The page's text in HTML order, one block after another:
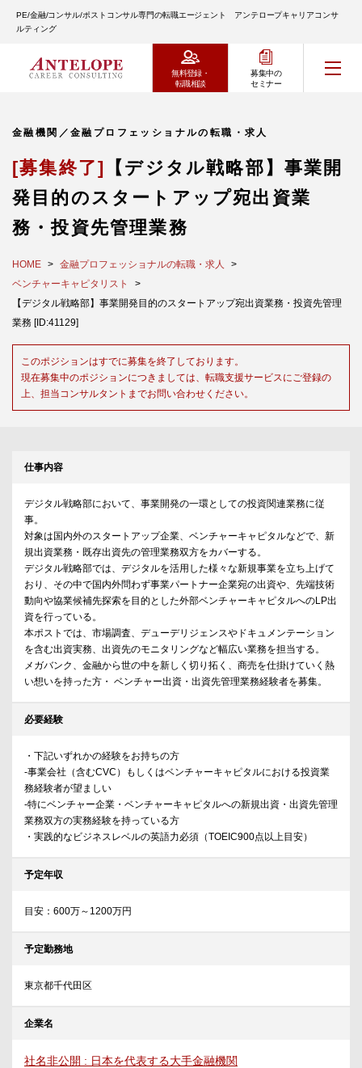
PE/金融/コンサル/ポストコンサル専門の転職エージェント アンテロープキャリアコンサ
ルティング
無料登録・
転職相談
募集中の
セミナー
金融機関／金融プロフェッショナルの転職・求人
[募集終了]
【デジタル戦略部】事業開
発目的のスタートアップ宛出資業
務・投資先管理業務
HOME
金融プロフェッショナルの転職・求人
ベンチャーキャピタリスト
【デジタル戦略部】事業開発目的のスタートアップ宛出資業務・投資先管理
業務 [ID:41129]
このポジションはすでに募集を終了しております。
現在募集中のポジションにつきましては、転職支援サービスにご登録の
上、担当コンサルタントまでお問い合わせください。
仕事内容
デジタル戦略部において、事業開発の一環としての投資関連業務に従
事。
対象は国内外のスタートアップ企業、ベンチャーキャピタルなどで、新
規出資業務・既存出資先の管理業務双方をカバーする。
デジタル戦略部では、デジタルを活用した様々な新規事業を立ち上げて
おり、その中で国内外問わず事業パートナー企業宛の出資や、先端技術
動向や協業候補先探索を目的とした外部ベンチャーキャピタルへのLP出
資を行っている。
本ポストでは、市場調査、デューデリジェンスやドキュメンテーション
を含む出資実務、出資先のモニタリングなど幅広い業務を担当する。
メガバンク、金融から世の中を新しく切り拓く、商売を仕掛けていく熱
い想いを持った方・ ベンチャー出資・出資先管理業務経験者を募集。
必要経験
・下記いずれかの経験をお持ちの方
-事業会社（含むCVC）もしくはベンチャーキャピタルにおける投資業
務経験者が望ましい
-特にベンチャー企業・ベンチャーキャピタルへの新規出資・出資先管理
業務双方の実務経験を持っている方
・実践的なビジネスレベルの英語力必須（TOEIC900点以上目安）
予定年収
目安：600万～1200万円
予定勤務地
東京都千代田区
企業名
社名非公開 : 日本を代表する大手金融機関